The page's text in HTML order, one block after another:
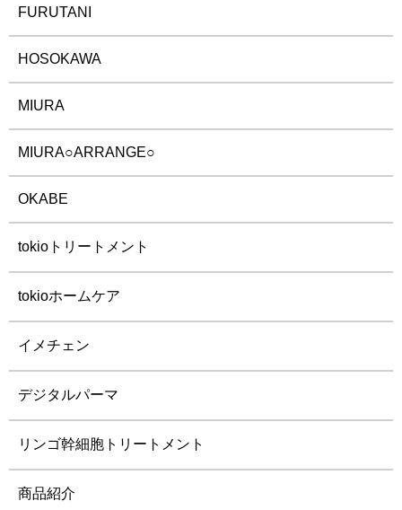
FURUTANI
HOSOKAWA
MIURA
MIURA○ARRANGE○
OKABE
tokioトリートメント
tokioホームケア
イメチェン
デジタルパーマ
リンゴ幹細胞トリートメント
商品紹介